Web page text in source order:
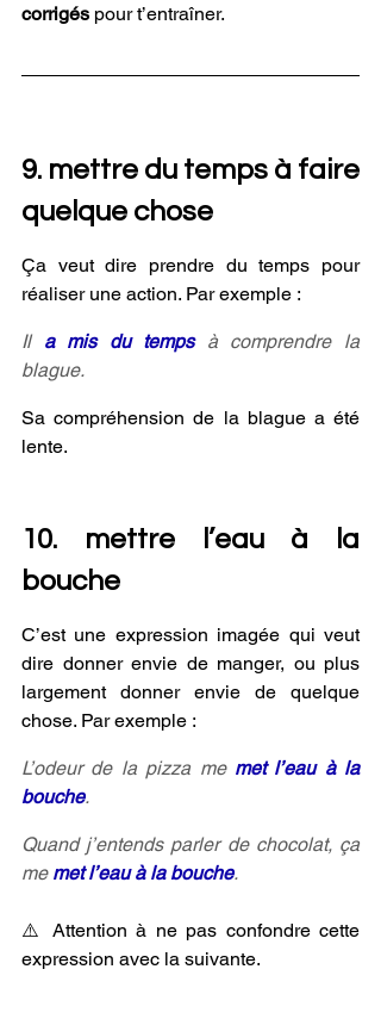
corrigés pour t’entraîner.
9. mettre du temps à faire
quelque chose
Ça veut dire prendre du temps pour
réaliser une action. Par exemple :
Il a mis du temps à comprendre la
blague.
Sa compréhension de la blague a été
lente.
10. mettre l’eau à la
bouche
C’est une expression imagée qui veut
dire donner envie de manger, ou plus
largement donner envie de quelque
chose. Par exemple :
L’odeur de la pizza me met l’eau à la
bouche.
Quand j’entends parler de chocolat, ça
me met l’eau à la bouche.
⚠️ Attention à ne pas confondre cette
expression avec la suivante.